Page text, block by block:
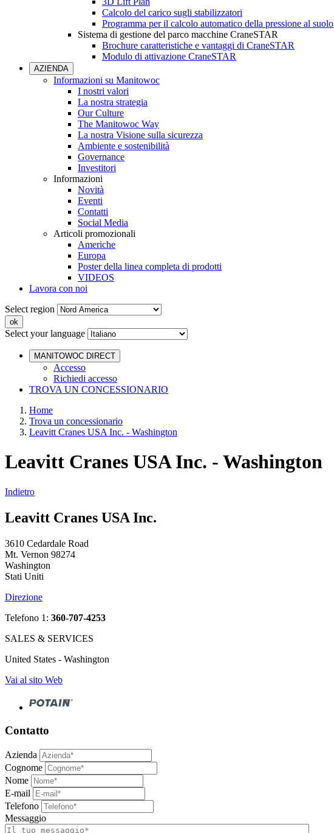
Calcolo del carico sugli stabilizzatori
Programma per il calcolo automatico della pressione al suolo
Sistema di gestione del parco macchine CraneSTAR
Brochure caratteristiche e vantaggi di CraneSTAR
Modulo di attivazione CraneSTAR
AZIENDA
Informazioni su Manitowoc
I nostri valori
La nostra strategia
Our Culture
The Manitowoc Way
La nostra Visione sulla sicurezza
Ambiente e sostenibilità
Governance
Investitori
Informazioni
Novità
Eventi
Contatti
Social Media
Articoli promozionali
Americhe
Europa
Poster della linea completa di prodotti
VIDEOS
Lavora con noi
Select region
Select your language
MANITOWOC DIRECT
Accesso
Richiedi accesso
TROVA UN CONCESSIONARIO
Home
Trova un concessionario
Leavitt Cranes USA Inc. - Washington
Leavitt Cranes USA Inc. - Washington
Indietro
Leavitt Cranes USA Inc.
3610 Cedardale Road
Mt. Vernon 98274
Washington
Stati Uniti
Direzione
Telefono 1: 360-707-4253
SALES & SERVICES
United States - Washington
Vai al sito Web
Contatto
Azienda
Cognome
Nome
E-mail
Telefono
Messaggio